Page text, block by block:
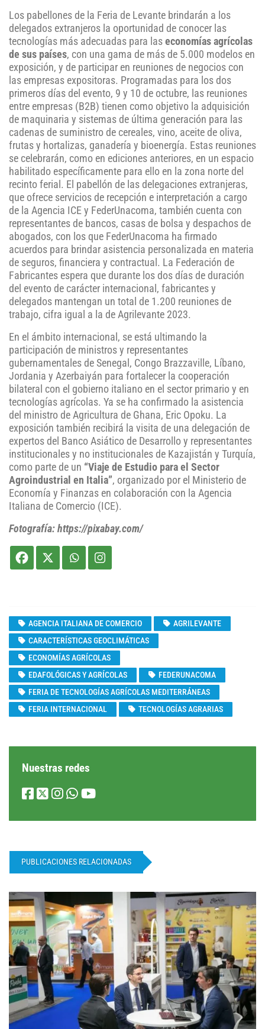
Los pabellones de la Feria de Levante brindarán a los
delegados extranjeros la oportunidad de conocer las
tecnologías más adecuadas para las economías agrícolas
de sus países, con una gama de más de 5.000 modelos en
exposición, y de participar en reuniones de negocios con
las empresas expositoras. Programadas para los dos
primeros días del evento, 9 y 10 de octubre, las reuniones
entre empresas (B2B) tienen como objetivo la adquisición
de maquinaria y sistemas de última generación para las
cadenas de suministro de cereales, vino, aceite de oliva,
frutas y hortalizas, ganadería y bioenergía. Estas reuniones
se celebrarán, como en ediciones anteriores, en un espacio
habilitado específicamente para ello en la zona norte del
recinto ferial. El pabellón de las delegaciones extranjeras,
que ofrece servicios de recepción e interpretación a cargo
de la Agencia ICE y FederUnacoma, también cuenta con
representantes de bancos, casas de bolsa y despachos de
abogados, con los que FederUnacoma ha firmado
acuerdos para brindar asistencia personalizada en materia
de seguros, financiera y contractual. La Federación de
Fabricantes espera que durante los dos días de duración
del evento de carácter internacional, fabricantes y
delegados mantengan un total de 1.200 reuniones de
trabajo, cifra igual a la de Agrilevante 2023.
En el ámbito internacional, se está ultimando la
participación de ministros y representantes
gubernamentales de Senegal, Congo Brazzaville, Líbano,
Jordania y Azerbaiyán para fortalecer la cooperación
bilateral con el gobierno italiano en el sector primario y en
tecnologías agrícolas. Ya se ha confirmado la asistencia
del ministro de Agricultura de Ghana, Eric Opoku. La
exposición también recibirá la visita de una delegación de
expertos del Banco Asiático de Desarrollo y representantes
institucionales y no institucionales de Kazajistán y Turquía,
como parte de un “Viaje de Estudio para el Sector
Agroindustrial en Italia”, organizado por el Ministerio de
Economía y Finanzas en colaboración con la Agencia
Italiana de Comercio (ICE).
Fotografía: https://pixabay.com/
AGENCIA ITALIANA DE COMERCIO
AGRILEVANTE
CARACTERÍSTICAS GEOCLIMÁTICAS
ECONOMÍAS AGRÍCOLAS
EDAFOLÓGICAS Y AGRÍCOLAS
FEDERUNACOMA
FERIA DE TECNOLOGÍAS AGRÍCOLAS MEDITERRÁNEAS
FERIA INTERNACIONAL
TECNOLOGÍAS AGRARIAS
Nuestras redes
PUBLICACIONES RELACIONADAS